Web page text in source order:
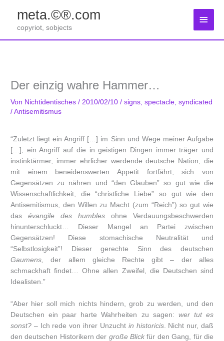
springen
meta.©®.com
copyriot, sobjects
Der einzig wahre Hammer…
Von Nichtidentisches/ 2010/02/10/signs ,spectacle ,syndicated
/Antisemitismus
“Zuletzt liegt ein Angriff […] im Sinn und Wege meiner Aufgabe
[…], ein Angriff auf die in geistigen Dingen immer träger und
instinktärmer, immer ehrlicher werdende deutsche Nation, die
mit einem beneidenswerten Appetit fortfährt, sich von
Gegensätzen zu nähren und “den Glauben” so gut wie die
Wissenschaftlichkeit, die “christliche Liebe” so gut wie den
Antisemitismus, den Willen zu Macht (zum “Reich”) so gut wie
dasévangile des humbles ohne Verdauungsbeschwerden
hinunterschluckt… Dieser Mangel an Partei zwischen
Gegensätzen! Diese stomachische Neutralität und
“Selbstlosigkeit”! Dieser gerechte Sinn des deutschen
Gaumens,der allem gleiche Rechte gibt – der alles
schmackhaft findet… Ohne allen Zweifel, die Deutschen sind
Idealisten.”
“Aber hier soll mich nichts hindern, grob zu werden, und den
Deutschen ein paar harte Wahrheiten zu sagen: wer tut es
sonst? – Ich rede von ihrer Unzucht in historicis. Nicht nur, daß
den deutschen Historikern der große Blickfür den Gang, für die